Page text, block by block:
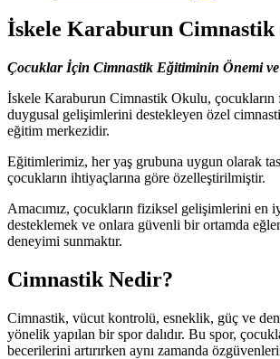
İskele Karaburun
Çocuklar İçin Cimnastik Eğitiminin Önemi ve
İskele Karaburun Cimnastik Okulu,
duygusal gelişimlerini destekleyen özel
eğitim merkezidir.
Eğitimlerimiz, her yaş grubuna uygun olarak
çocukların ihtiyaçlarına göre özelleştirilmiştir.
Amacımız, çocukların fiziksel gelişimlerini en
desteklemek ve onlara güvenli bir ortamda
deneyimi sunmaktır.
Cimnastik Nedir?
Cimnastik, vücut kontrolü, esneklik, güç ve
yönelik yapılan bir spor dalıdır. Bu spor,
becerilerini artırırken aynı zamanda